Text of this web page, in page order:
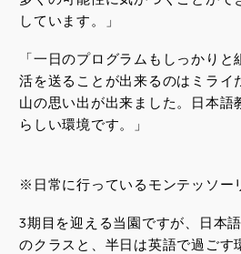
しています。」
「一日のプログラムもしっかり
活を送ることが出来るのはミライ
山の思い出が出来ました。日本語
らしい環境です。」
※日常に行っているモンテッソー
3期目を迎える当園ですが、日本
のクラスと、半日は英語で過ごす